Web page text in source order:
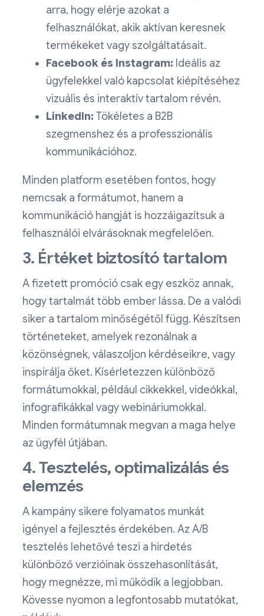
arra, hogy elérje azokat a
felhasználókat, akik aktívan keresnek
termékeket vagy szolgáltatásait.
Facebook és Instagram: Ideális az
ügyfelekkel való kapcsolat kiépítéséhez
vizuális és interaktív tartalom révén.
LinkedIn: Tökéletes a B2B
szegmenshez és a professzionális
kommunikációhoz.
Minden platform esetében fontos, hogy
nemcsak a formátumot, hanem a
kommunikáció hangját is hozzáigazítsuk a
felhasználói elvárásoknak megfelelően.
3. Értéket biztosító tartalom
A fizetett promóció csak egy eszköz annak,
hogy tartalmát több ember lássa. De a valódi
siker a tartalom minőségétől függ. Készítsen
történeteket, amelyek rezonálnak a
közönségnek, válaszoljon kérdéseikre, vagy
inspirálja őket. Kísérletezzen különböző
formátumokkal, például cikkekkel, videókkal,
infografikákkal vagy webináriumokkal.
Minden formátumnak megvan a maga helye
az ügyfél útjában.
4. Tesztelés, optimalizálás és
elemzés
A kampány sikere folyamatos munkát
igényel a fejlesztés érdekében. Az A/B
tesztelés lehetővé teszi a hirdetés
különböző verzióinak összehasonlítását,
hogy megnézze, mi működik a legjobban.
Kövesse nyomon a legfontosabb mutatókat,